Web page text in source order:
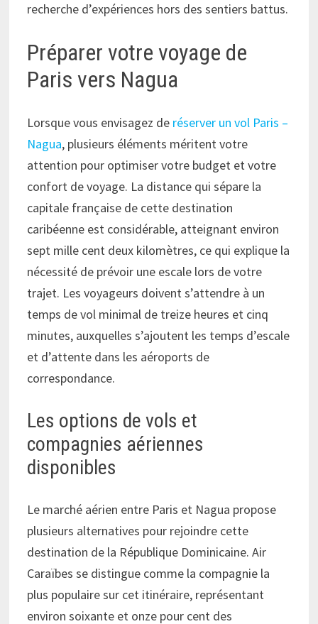
recherche d’expériences hors des sentiers battus.
Préparer votre voyage de
Paris vers Nagua
Lorsque vous envisagez de réserver un vol Paris –
Nagua, plusieurs éléments méritent votre
attention pour optimiser votre budget et votre
confort de voyage. La distance qui sépare la
capitale française de cette destination
caribéenne est considérable, atteignant environ
sept mille cent deux kilomètres, ce qui explique la
nécessité de prévoir une escale lors de votre
trajet. Les voyageurs doivent s’attendre à un
temps de vol minimal de treize heures et cinq
minutes, auxquelles s’ajoutent les temps d’escale
et d’attente dans les aéroports de
correspondance.
Les options de vols et
compagnies aériennes
disponibles
Le marché aérien entre Paris et Nagua propose
plusieurs alternatives pour rejoindre cette
destination de la République Dominicaine. Air
Caraïbes se distingue comme la compagnie la
plus populaire sur cet itinéraire, représentant
environ soixante et onze pour cent des